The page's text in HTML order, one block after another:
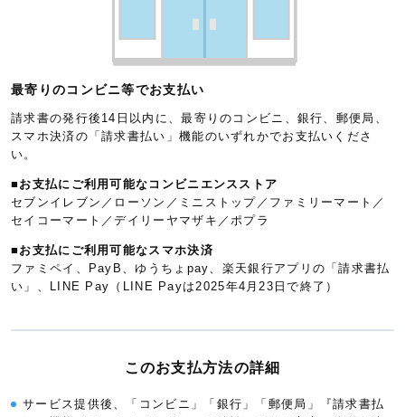
最寄りのコンビニ等でお支払い
請求書の発行後14日以内に、最寄りのコンビニ、銀行、郵便局、
スマホ決済の「請求書払い」機能のいずれかでお支払いくださ
い。
■お支払にご利用可能なコンビニエンスストア
セブンイレブン／ローソン／ミニストップ／ファミリーマート／
セイコーマート／デイリーヤマザキ／ポプラ
■お支払にご利用可能なスマホ決済
ファミペイ、PayB、ゆうちょpay、楽天銀行アプリの「請求書払
い」、LINE Pay（LINE Payは2025年4月23日で終了）
このお支払方法の詳細
サービス提供後、「コンビニ」「銀行」「郵便局」『請求書払